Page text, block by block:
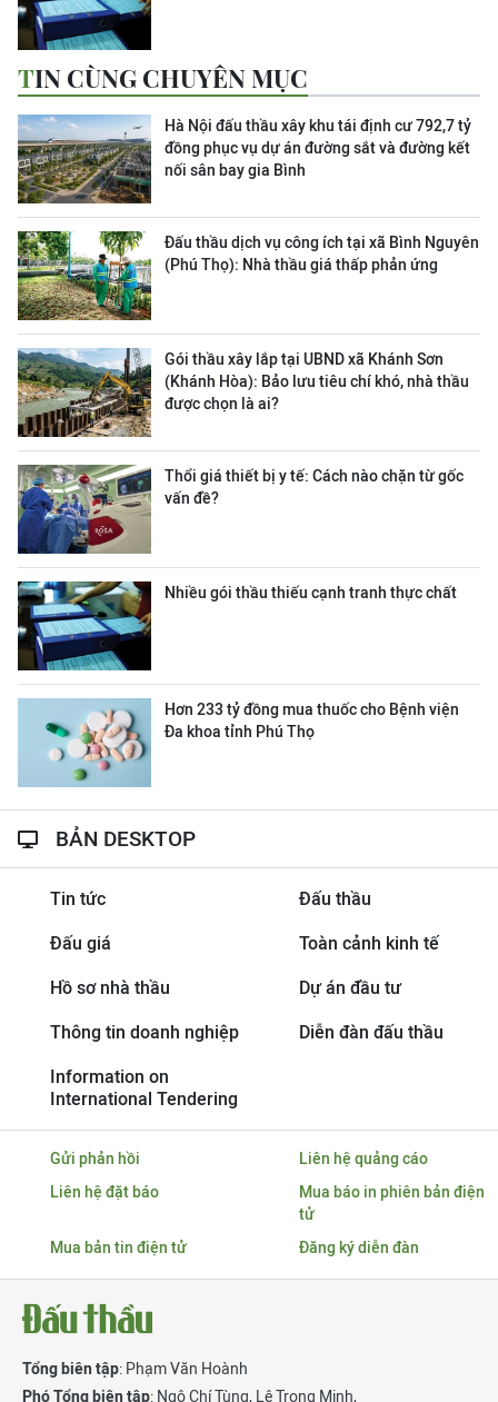
TIN CÙNG CHUYÊN MỤC
Hà Nội đấu thầu xây khu tái định cư 792,7 tỷ
đồng phục vụ dự án đường sắt và đường kết
nối sân bay gia Bình
Đấu thầu dịch vụ công ích tại xã Bình Nguyên
(Phú Thọ): Nhà thầu giá thấp phản ứng
Gói thầu xây lắp tại UBND xã Khánh Sơn
(Khánh Hòa): Bảo lưu tiêu chí khó, nhà thầu
được chọn là ai?
Thổi giá thiết bị y tế: Cách nào chặn từ gốc
vấn đề?
Nhiều gói thầu thiếu cạnh tranh thực chất
Hơn 233 tỷ đồng mua thuốc cho Bệnh viện
Đa khoa tỉnh Phú Thọ
BẢN DESKTOP
Tin tức Đấu thầu
Đấu giá Toàn cảnh kinh tế
Hồ sơ nhà thầu Dự án đầu tư
Thông tin doanh nghiệp Diễn đàn đấu thầu
Information on
International Tendering
Gửi phản hồi
Liên hệ quảng cáo
Liên hệ đặt báo
Mua báo in phiên bản điện
tử
Mua bản tin điện tử
Đăng ký diễn đàn
Tổng biên tập: Phạm Văn Hoành
Phó Tổng biên tập: Ngô Chí Tùng, Lê Trọng Minh,